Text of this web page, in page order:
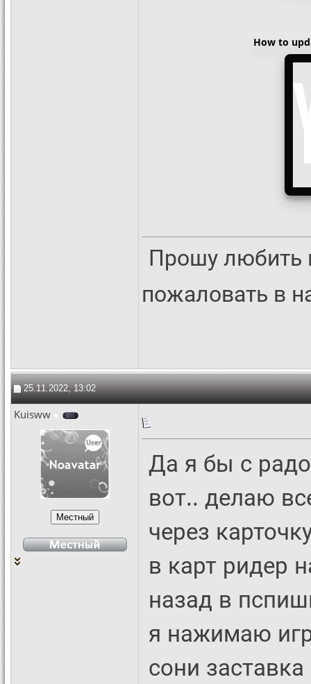
How to
Прошу
пожаловать в
25.11.2022, 13:02
Kuisww
Да я бы с
вот.. делаю
через
в карт ридер
назад в
я нажимаю
сони